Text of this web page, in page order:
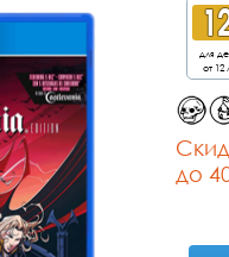
для
от 12
до